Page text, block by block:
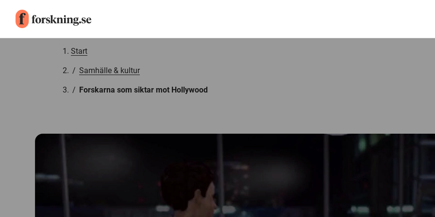
Start
/ Samhälle & kultur
/ Forskarna som siktar mot Hollywood